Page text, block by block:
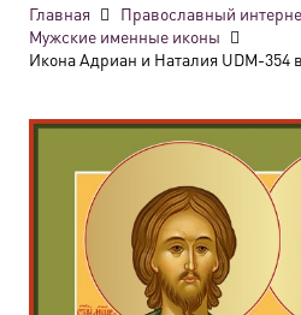
Главная
Православный
Мужские именные иконы
Икона Адриан и Наталия UDM-354